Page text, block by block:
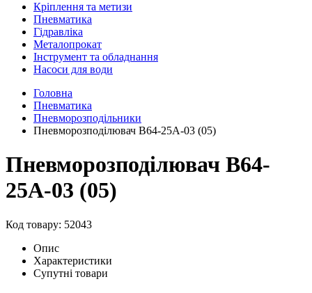
Кріплення та метизи
Пневматика
Гідравліка
Металопрокат
Інструмент та обладнання
Насоси для води
Головна
Пневматика
Пневморозподільники
Пневморозподілювач В64-25А-03 (05)
Пневморозподілювач В64-
25А-03 (05)
Код товару: 52043
Опис
Характеристики
Супутні товари